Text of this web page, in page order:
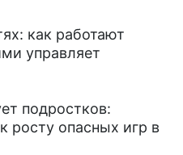
как работают
управляет
подростков:
росту опасных игр в